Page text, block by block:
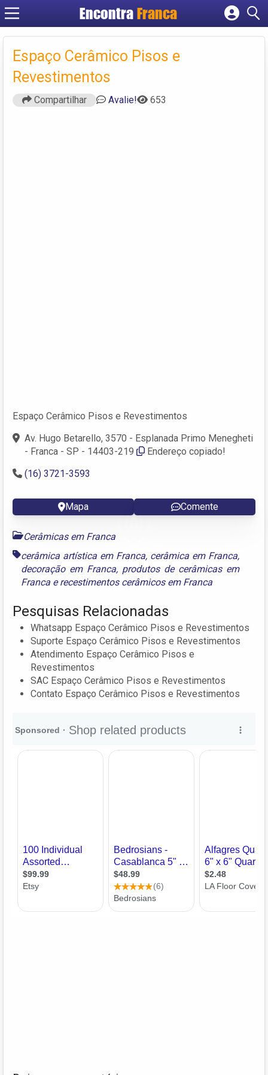
Encontra Franca
Cadastrar empresa
Criar conta
Espaço Cerâmico Pisos e
Revestimentos
Compartilhar Avalie! 653
Espaço Cerâmico Pisos e Revestimentos
Av. Hugo Betarello, 3570 - Esplanada Primo Menegheti
- Franca - SP - 14403-219
Endereço copiado!
(16) 3721-3593
Mapa Comente
Cerâmicas em Franca
cerâmica artística em Franca, cerâmica em Franca,
decoração em Franca, produtos de cerâmicas em
Franca erecestimentos cerâmicos em Franca
Pesquisas Relacionadas
Whatsapp Espaço Cerâmico Pisos e Revestimentos
Suporte Espaço Cerâmico Pisos e Revestimentos
Atendimento Espaço Cerâmico Pisos e
Revestimentos
SAC Espaço Cerâmico Pisos e Revestimentos
Contato Espaço Cerâmico Pisos e Revestimentos